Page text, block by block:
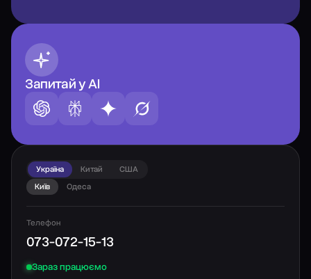
Запитай у AI
Україна Китай
США
Київ
Одеса
Телефон
073-072-15-13
Зараз працюємо